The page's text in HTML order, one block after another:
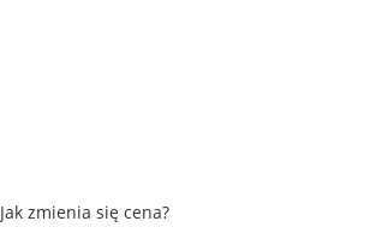
Jak zmienia się cena?